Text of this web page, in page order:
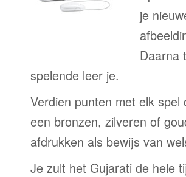
je
Daarna
spelende leer je.
Verdien punten met elk
een bronzen, zilveren of
afdrukken als bewijs van
Je zult het Gujarati de hele